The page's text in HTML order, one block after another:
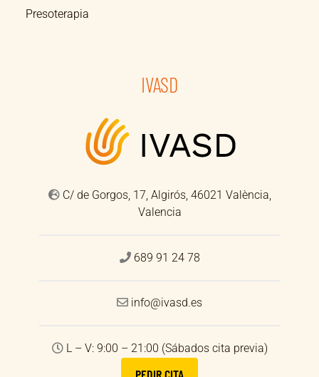
Presoterapia
IVASD
C/ de Gorgos, 17, Algirós, 46021 València,
Valencia
689 91 24 78
info@ivasd.es
L – V: 9:00 – 21:00 (Sábados cita previa)